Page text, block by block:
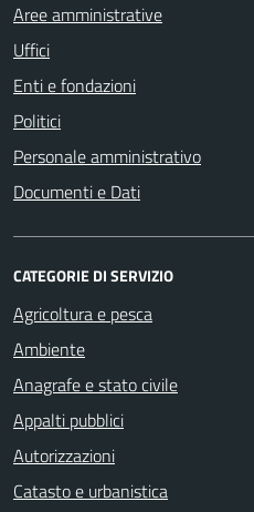
Aree amministrative
Uffici
Enti e fondazioni
Politici
Personale amministrativo
Documenti e Dati
CATEGORIE DI SERVIZIO
Agricoltura e pesca
Ambiente
Anagrafe e stato civile
Appalti pubblici
Autorizzazioni
Catasto e urbanistica